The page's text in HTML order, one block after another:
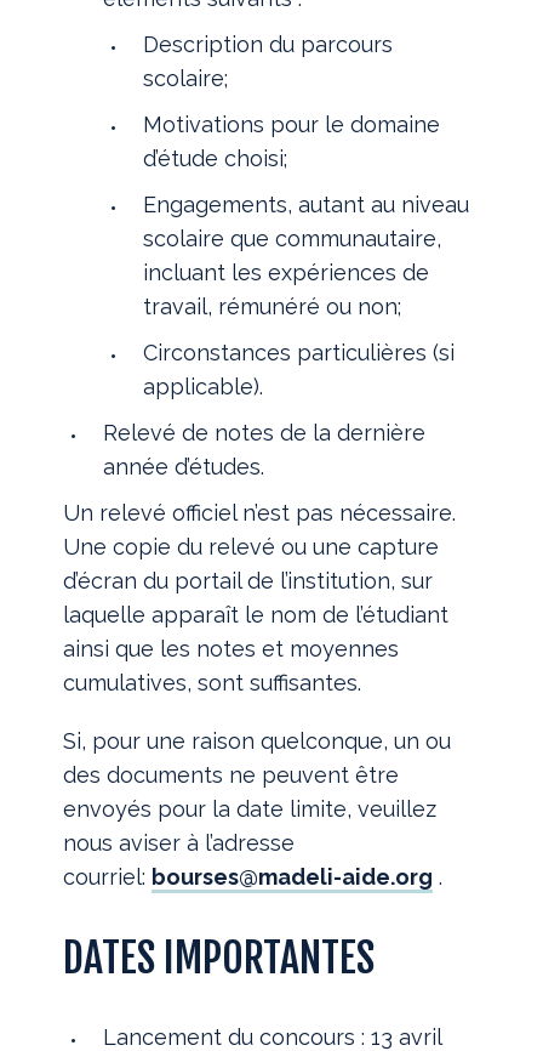
Description du parcours
scolaire;
Motivations pour le domaine
d’étude choisi;
Engagements, autant au niveau
scolaire que communautaire,
incluant les expériences de
travail, rémunéré ou non;
Circonstances particulières (si
applicable).
Relevé de notes de la dernière
année d’études.
Un relevé officiel n’est pas nécessaire.
Une copie du relevé ou une capture
d’écran du portail de l’institution, sur
laquelle apparaît le nom de l’étudiant
ainsi que les notes et moyennes
cumulatives, sont suffisantes.
Si, pour une raison quelconque, un ou
des documents ne peuvent être
envoyés pour la date limite, veuillez
nous aviser à l’adresse
courriel: bourses@madeli-aide.org .
DATES IMPORTANTES
Lancement du concours : 13 avril